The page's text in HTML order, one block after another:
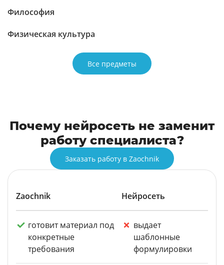
Философия
Физическая культура
Все предметы
Почему нейросеть не заменит
работу специалиста?
Заказать работу в Zaochnik
Zaochnik Нейросеть
готовит материал под
конкретные
требования
выдает
шаблонные
формулировки